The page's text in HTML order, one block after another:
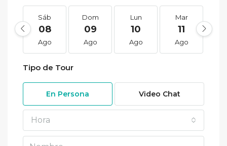
Sáb
08
Ago
Dom
09
Ago
Lun
10
Ago
Mar
11
Ago
Tipo de Tour
En Persona Video Chat
Hora